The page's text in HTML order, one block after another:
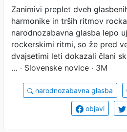
Zanimivi preplet dveh
harmonike in trših ritmov
narodnozabavna glasba lepo
rockerskimi ritmi, so že pred
dvajsetimi leti dokazali člani
… · Slovenske novice · 3M
narodnozabavna glasba
objavi